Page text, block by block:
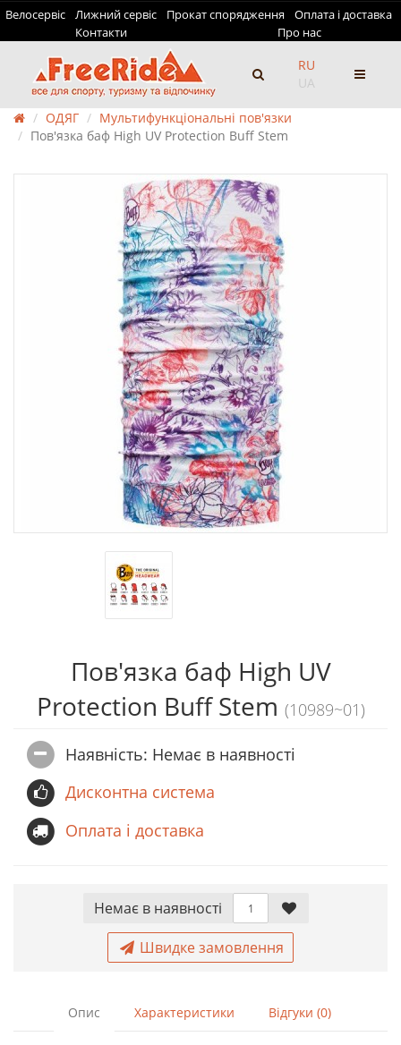
Велосервіс Лижний сервіс Прокат спорядження
Оплата і доставка
Контакти
Про нас
RU
UA
ОДЯГ
Мультифункціональні пов'язки
Пов'язка баф High UV Protection Buff Stem
Пов'язка баф High UV
Protection Buff Stem (10989~01)
Наявність: Немає в наявностi
Дисконтна система
Оплата і доставка
Немає в наявностi
Швидке замовлення
Опис Характеристики Відгуки (0)